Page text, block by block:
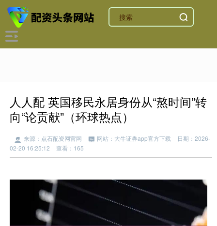
人人配 英国移民永居身份从“熬时间”转
向“论贡献”（环球热点）
来源：点石配资网官网 网站：大牛证券app官方下载
日期：2026-
02-20 16:25:12
查看：165